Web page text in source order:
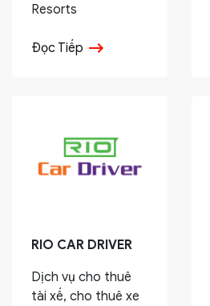
Resorts
Đọc Tiếp
RIO CAR DRIVER
Dịch vụ cho thuê
tài xế, cho thuê xe